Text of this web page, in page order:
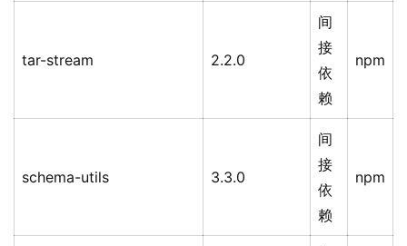
tar-stream 2.2.0
间
接
依
赖
npm
schema-utils 3.3.0
间
接
依
赖
npm